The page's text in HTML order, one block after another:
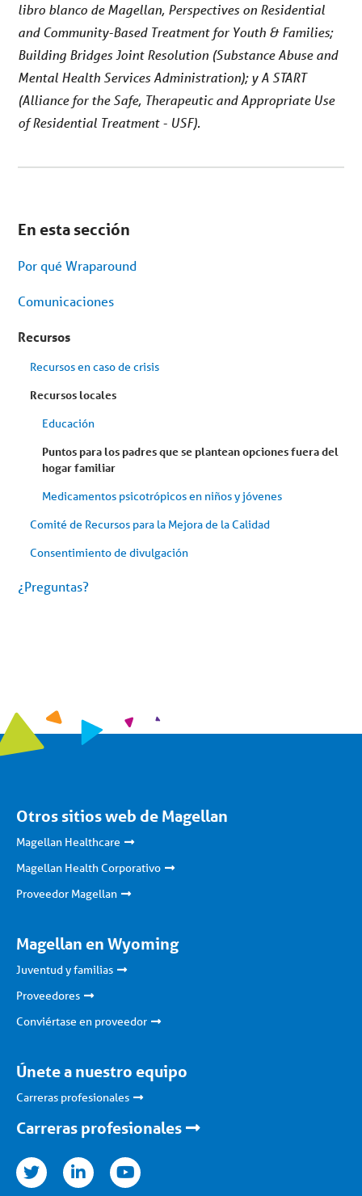
en
menú
secundario.
al
contenido
artículo
En esta sección
Por qué Wraparound
Comunicaciones
Recursos
Recursos en caso de crisis
Recursos locales
Educación
Puntos para los padres que se plantean opciones fuera del
hogar familiar
Medicamentos psicotrópicos en niños y jóvenes
Comité de Recursos para la Mejora de la Calidad
Consentimiento de divulgación
¿Preguntas?
libro blanco de Magellan, Perspectives on Residential
and Community-Based Treatment for Youth & Families;
Building Bridges Joint Resolution (Substance Abuse and
Mental Health Services Administration); y A START
(Alliance for the Safe, Therapeutic and Appropriate Use
of Residential Treatment - USF).
Otros sitios web de Magellan
Magellan Healthcare
Magellan Health Corporativo
Proveedor Magellan
Magellan en Wyoming
Juventud y familias
Proveedores
Conviértase en proveedor
Únete a nuestro equipo
Carreras profesionales
Carreras profesionales
youtube